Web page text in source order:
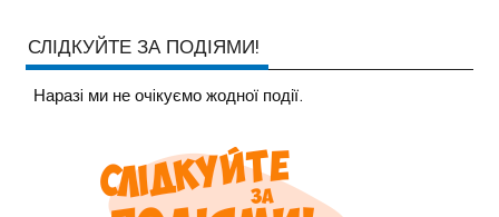
СЛІДКУЙТЕ ЗА ПОДІЯМИ!
Наразi ми не очiкуємо жодної події.